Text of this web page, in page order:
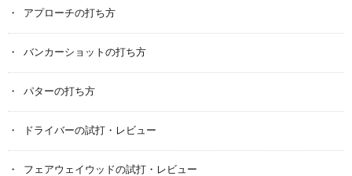
アプローチの打ち方
バンカーショットの打ち方
パターの打ち方
ドライバーの試打・レビュー
フェアウェイウッドの試打・レビュー